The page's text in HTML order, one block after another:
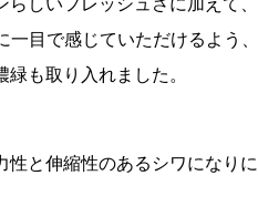
目で感じていただけるよう、
も取り入れました。
性と伸縮性のあるシワになりに